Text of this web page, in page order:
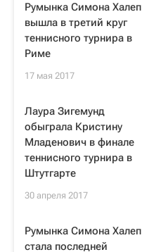
Румынка Симона Халеп
вышла в третий круг
теннисного турнира в
Риме
17 мая 2017
Лаура Зигемунд
обыграла Кристину
Младенович в финале
теннисного турнира в
Штутгарте
30 апреля 2017
Румынка Симона Халеп
стала последней